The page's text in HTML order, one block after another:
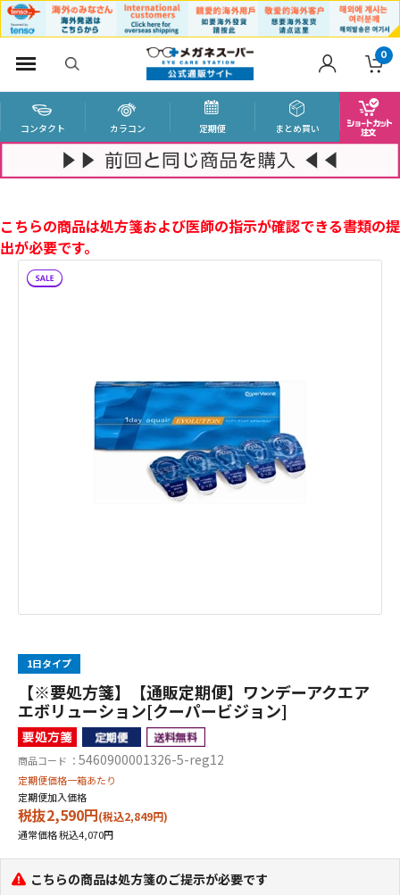
0
コンタクト カラコン 定期便 まとめ買い
こちらの商品は処方箋および医師の指示が確認できる書類の提
出が必要です。
1日タイプ
【※要処方箋】【通販定期便】ワンデーアクエア
エボリューション[クーパービジョン]
商品コード ： 5460900001326-5-reg12
定期便価格一箱あたり
定期便加入価格
税抜2,590円(税込2,849円)
通常価格 税込4,070円
こちらの商品は処方箋のご提示が必要です